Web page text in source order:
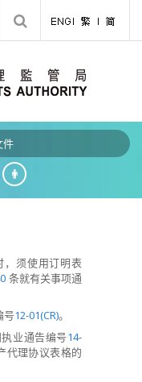
件
须使用订明表
条就有关事项通
号12-01(CR)。
业通告编号14-
代理协议表格的